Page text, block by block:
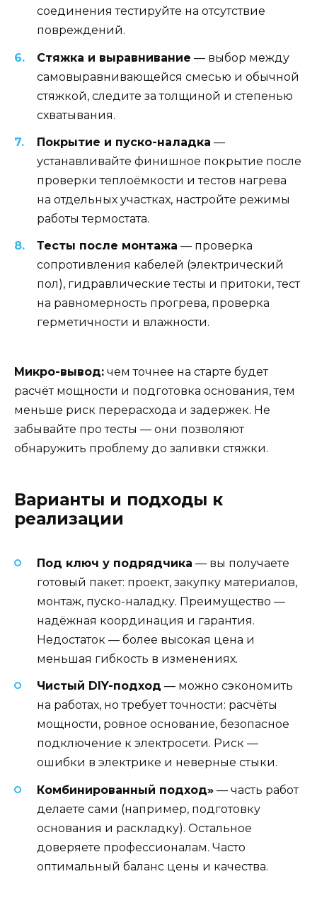
соединения тестируйте на отсутствие
повреждений.
Стяжка и выравнивание — выбор между
самовыравнивающейся смесью и обычной
стяжкой, следите за толщиной и степенью
схватывания.
Покрытие и пуско-наладка —
устанавливайте финишное покрытие после
проверки теплоёмкости и тестов нагрева
на отдельных участках, настройте режимы
работы термостата.
Тесты после монтажа — проверка
сопротивления кабелей (электрический
пол), гидравлические тесты и притоки, тест
на равномерность прогрева, проверка
герметичности и влажности.
Микро-вывод: чем точнее на старте будет
расчёт мощности и подготовка основания, тем
меньше риск перерасхода и задержек. Не
забывайте про тесты — они позволяют
обнаружить проблему до заливки стяжки.
Варианты и подходы к
реализации
Под ключ у подрядчика — вы получаете
готовый пакет: проект, закупку материалов,
монтаж, пуско-наладку. Преимущество —
надёжная координация и гарантия.
Недостаток — более высокая цена и
меньшая гибкость в изменениях.
Чистый DIY-подход — можно сэкономить
на работах, но требует точности: расчёты
мощности, ровное основание, безопасное
подключение к электросети. Риск —
ошибки в электрике и неверные стыки.
Комбинированный подход» — часть работ
делаете сами (например, подготовку
основания и раскладку). Остальное
доверяете профессионалам. Часто
оптимальный баланс цены и качества.